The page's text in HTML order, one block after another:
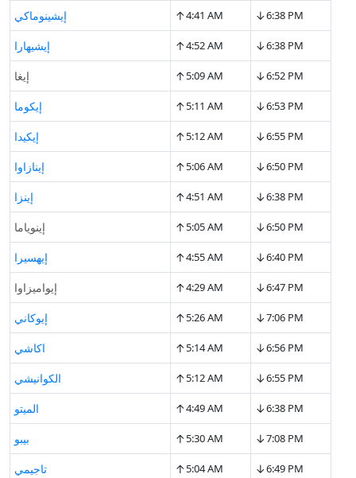
إيشينوماكي ↑4:41 AM ↓6:38 PM
إيشيهارا ↑4:52 AM ↓6:38 PM
إيغا ↑5:09 AM ↓6:52 PM
إيكوما ↑5:11 AM ↓6:53 PM
إيكيدا ↑5:12 AM ↓6:55 PM
إينازاوا ↑5:06 AM ↓6:50 PM
إينزا ↑4:51 AM ↓6:38 PM
إينوياما ↑5:05 AM ↓6:50 PM
إيهسيرا ↑4:55 AM ↓6:40 PM
إيواميزاوا ↑4:29 AM ↓6:47 PM
إيوكاني ↑5:26 AM ↓7:06 PM
اكاشي ↑5:14 AM ↓6:56 PM
الكوانيشي ↑5:12 AM ↓6:55 PM
الميتو ↑4:49 AM ↓6:38 PM
بيبو ↑5:30 AM ↓7:08 PM
تاجيمي ↑5:04 AM ↓6:49 PM